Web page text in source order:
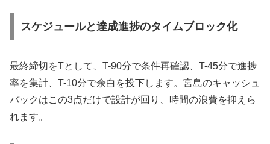
スケジュールと達成進捗のタイムブロック化
最終締切をTとして、T-90分で条件再確認、T-45分で進捗
率を集計、T-10分で余白を投下します。宮島のキャッシュ
バックはこの3点だけで設計が回り、時間の浪費を抑えら
れます。